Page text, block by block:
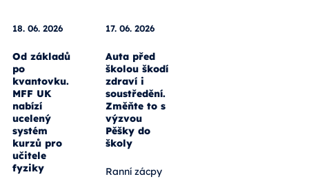
18. 06. 2026
Od základů
po
kvantovku.
MFF UK
nabízí
ucelený
systém
kurzů pro
učitele
fyziky
17. 06. 2026
Auta před
školou škodí
zdraví i
soustředění.
Změňte to s
výzvou
Pěšky do
školy
Ranní zácpy